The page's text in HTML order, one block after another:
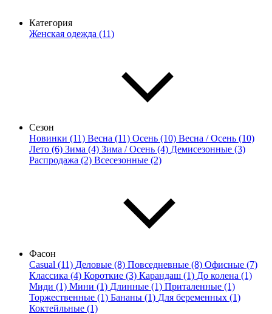
Категория
Женская одежда (11)
Сезон
Новинки (11) Весна (11) Осень (10) Весна / Осень (10)
Лето (6) Зима (4) Зима / Осень (4) Демисезонные (3)
Распродажа (2) Всесезонные (2)
Фасон
Casual (11) Деловые (8) Повседневные (8) Офисные (7)
Классика (4) Короткие (3) Карандаш (1) До колена (1)
Миди (1) Мини (1) Длинные (1) Приталенные (1)
Торжественные (1) Бананы (1) Для беременных (1)
Коктейльные (1)